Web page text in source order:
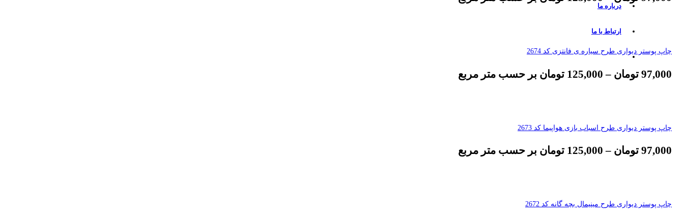
درباره ما
ارتباط با ما
چاپ پوستر دیواری طرح سیاره ی فانتزی کد 2674
97,000 تومان –
125,000 تومان بر حسب متر مربع
چاپ پوستر دیواری طرح اسباب بازی هواپیما کد 2673
97,000 تومان –
125,000 تومان بر حسب متر مربع
چاپ پوستر دیواری طرح مینیمال بچه گانه کد 2672